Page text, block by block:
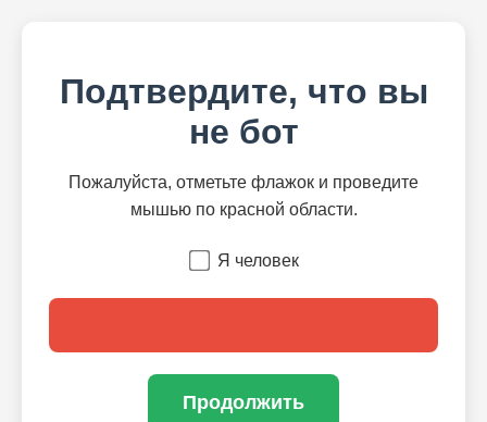
Подтвердите, что вы
не бот
Пожалуйста, отметьте флажок и проведите
мышью по красной области.
Я человек
Продолжить